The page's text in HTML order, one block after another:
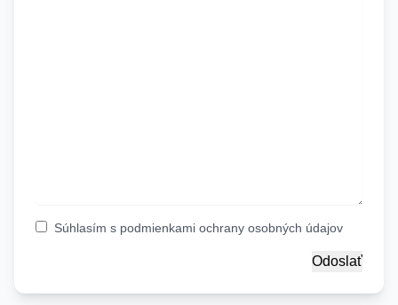
Súhlasím s podmienkami ochrany osobných údajov